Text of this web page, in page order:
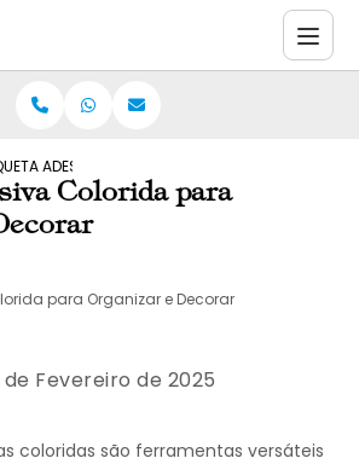
ADESIVA COLORIDA PARA ORGANIZAR E
Colorida para
Fevereiro de 2025
coloridas são ferramentas versáteis